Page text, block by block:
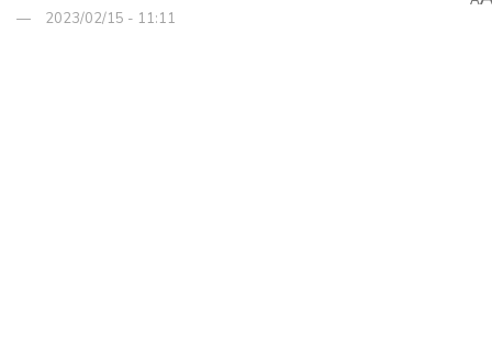
2023/02/15 - 11:11